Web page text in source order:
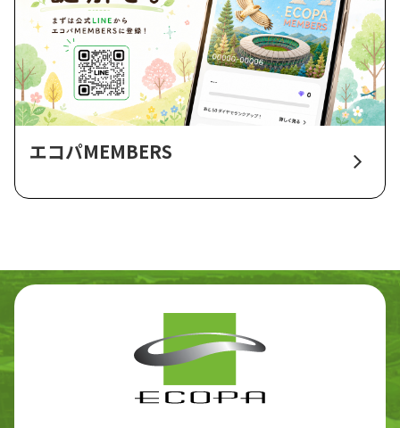
エコパMEMBERS